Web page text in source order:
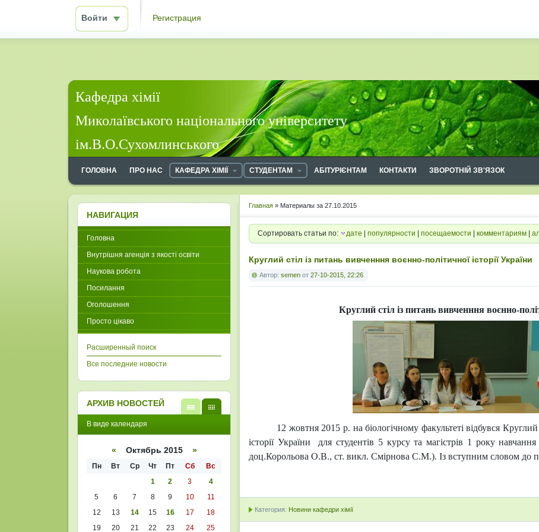
Войти Регистрация
Кафедра хімії
Миколаївського національного університету
ім.В.О.Сухомлинського
ГОЛОВНА ПРО НАС КАФЕДРА ХІМІЇ СТУДЕНТАМ АБІТУРІЄНТАМ КОНТАКТИ ЗВОРОТНІЙ ЗВ'ЯЗОК
Главная » Материалы за 27.10.2015
Сортировать статьи по: дате популярности посещаемости комментариям
Круглий стіл із питань вивченння воєнно-політичної історії України
Автор: semen от 27-10-2015, 22:26
Круглий стіл із питань вивченння воєнно-
12 жовтня 2015 р. на біологічному факультеті відбувся
історії України для студентів 5 курсу та магістрів 1 року
доц.Корольова О.В., ст. викл. Смірнова С.М.). Із вступним словом до
Категория: Новини кафедри хімії
НАВИГАЦИЯ
Головна
Внутрішня агенція з якості освіти
Наукова робота
Посилання
Оголошення
Просто цікаво
Расширенный поиск
Все последние новости
АРХИВ НОВОСТЕЙ
кален
списк
В виде календаря
« Октябрь 2015 »
Пн Вт Ср Чт Пт Сб
Вс
1
2 3
4
5
6 7 8 9 10
11
12
13 14 15 16 17
18
19
20 21 22 23 24 25